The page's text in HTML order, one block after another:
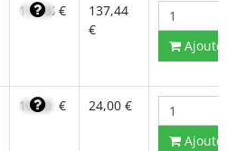
116,82 €
137,44
€
16,80 € 24,00 €